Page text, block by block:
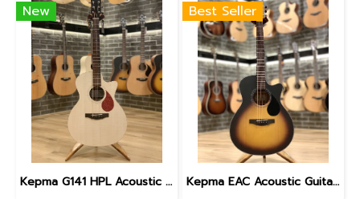
New
Kepma G141 HPL Acoustic Guitar with Gig Bag
Best Seller
Kepma EAC Acoustic Guitar with gig bag - Sunburst